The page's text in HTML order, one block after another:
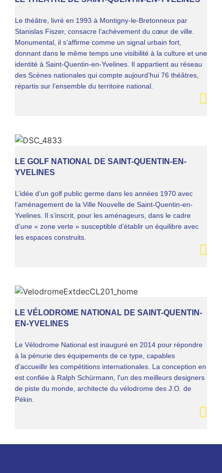
Le théâtre, livré en 1993 à Montigny-le-Bretonneux par
Stanislas Fiszer, consacre l’achèvement du cœur de ville.
Monumental, il s’affirme comme un signal urbain fort,
donnant dans le même temps une visibilité à la culture et une
identité à Saint-Quentin-en-Yvelines. Il appartient au réseau
des Scènes nationales qui compte aujourd’hui 76 théâtres,
répartis sur l’ensemble du territoire national.
LE GOLF NATIONAL DE SAINT-QUENTIN-EN-
YVELINES
L’idée d’un golf public germe dans les années 1970 avec
l’aménagement de la Ville Nouvelle de Saint-Quentin-en-
Yvelines. Il s’inscrit, pour les aménageurs, dans le cadre
d’une « zone verte » susceptible d’établir un équilibre avec
les espaces construits.
LE VÉLODROME NATIONAL DE SAINT-QUENTIN-
EN-YVELINES
Le Vélodrome National est inauguré en 2014 pour répondre
à la pénurie des équipements de ce type, capables
d’accueillir les compétitions internationales. La conception en
est confiée à Ralph Schürmann, l'un des meilleurs designers
de piste du monde, architecte du vélodrome des J.O. de
Pékin.